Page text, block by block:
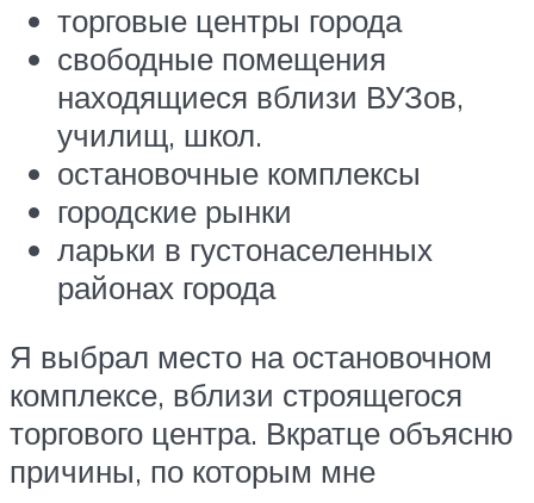
торговые центры города
свободные помещения
находящиеся вблизи ВУЗов,
училищ, школ.
остановочные комплексы
городские рынки
ларьки в густонаселенных
районах города
Я выбрал место на остановочном
комплексе, вблизи строящегося
торгового центра. Вкратце объясню
причины, по которым мне